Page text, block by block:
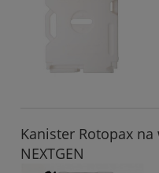
Kanister Rotopax
NEXTGEN